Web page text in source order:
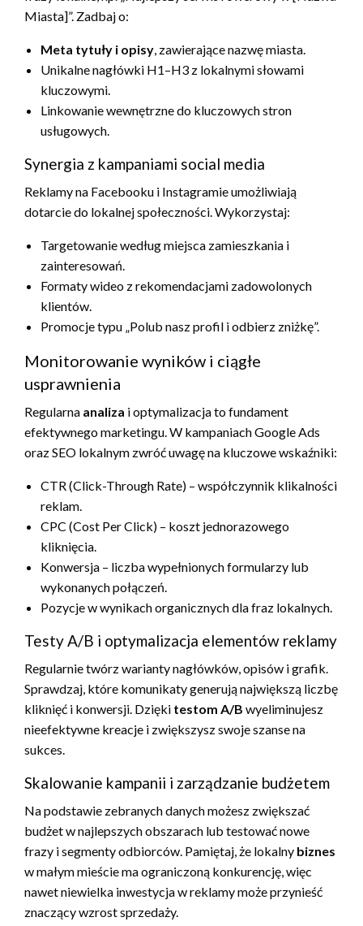
Miasta]”. Zadbaj o:
Meta tytuły i opisy, zawierające nazwę miasta.
Unikalne nagłówki H1–H3 z lokalnymi słowami
kluczowymi.
Linkowanie wewnętrzne do kluczowych stron
usługowych.
Synergia z kampaniami social media
Reklamy na Facebooku i Instagramie umożliwiają
dotarcie do lokalnej społeczności. Wykorzystaj:
Targetowanie według miejsca zamieszkania i
zainteresowań.
Formaty wideo z rekomendacjami zadowolonych
klientów.
Promocje typu „Polub nasz profil i odbierz zniżkę”.
Monitorowanie wyników i ciągłe
usprawnienia
Regularna analiza i optymalizacja to fundament
efektywnego marketingu. W kampaniach Google Ads
oraz SEO lokalnym zwróć uwagę na kluczowe wskaźniki:
CTR (Click-Through Rate) – współczynnik klikalności
reklam.
CPC (Cost Per Click) – koszt jednorazowego
kliknięcia.
Konwersja – liczba wypełnionych formularzy lub
wykonanych połączeń.
Pozycje w wynikach organicznych dla fraz lokalnych.
Testy A/B i optymalizacja elementów reklamy
Regularnie twórz warianty nagłówków, opisów i grafik.
Sprawdzaj, które komunikaty generują największą liczbę
kliknięć i konwersji. Dzięki testom A/B wyeliminujesz
nieefektywne kreacje i zwiększysz swoje szanse na
sukces.
Skalowanie kampanii i zarządzanie budżetem
Na podstawie zebranych danych możesz zwiększać
budżet w najlepszych obszarach lub testować nowe
frazy i segmenty odbiorców. Pamiętaj, że lokalny biznes
w małym mieście ma ograniczoną konkurencję, więc
nawet niewielka inwestycja w reklamy może przynieść
znaczący wzrost sprzedaży.